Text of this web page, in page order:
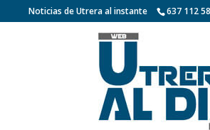
Noticias de Utrera al instante 637 112